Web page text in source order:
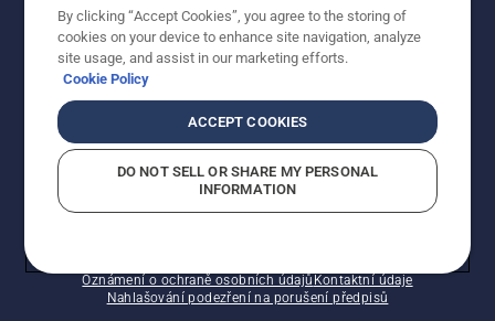
Oznámení o ochraně osobních údajů Kontaktní údaje
Nahlašování podezření na porušení předpisů
By clicking “Accept Cookies”, you agree to the storing of
cookies on your device to enhance site navigation, analyze
site usage, and assist in our marketing efforts.
Cookie Policy
ACCEPT COOKIES
DO NOT SELL OR SHARE MY PERSONAL
INFORMATION